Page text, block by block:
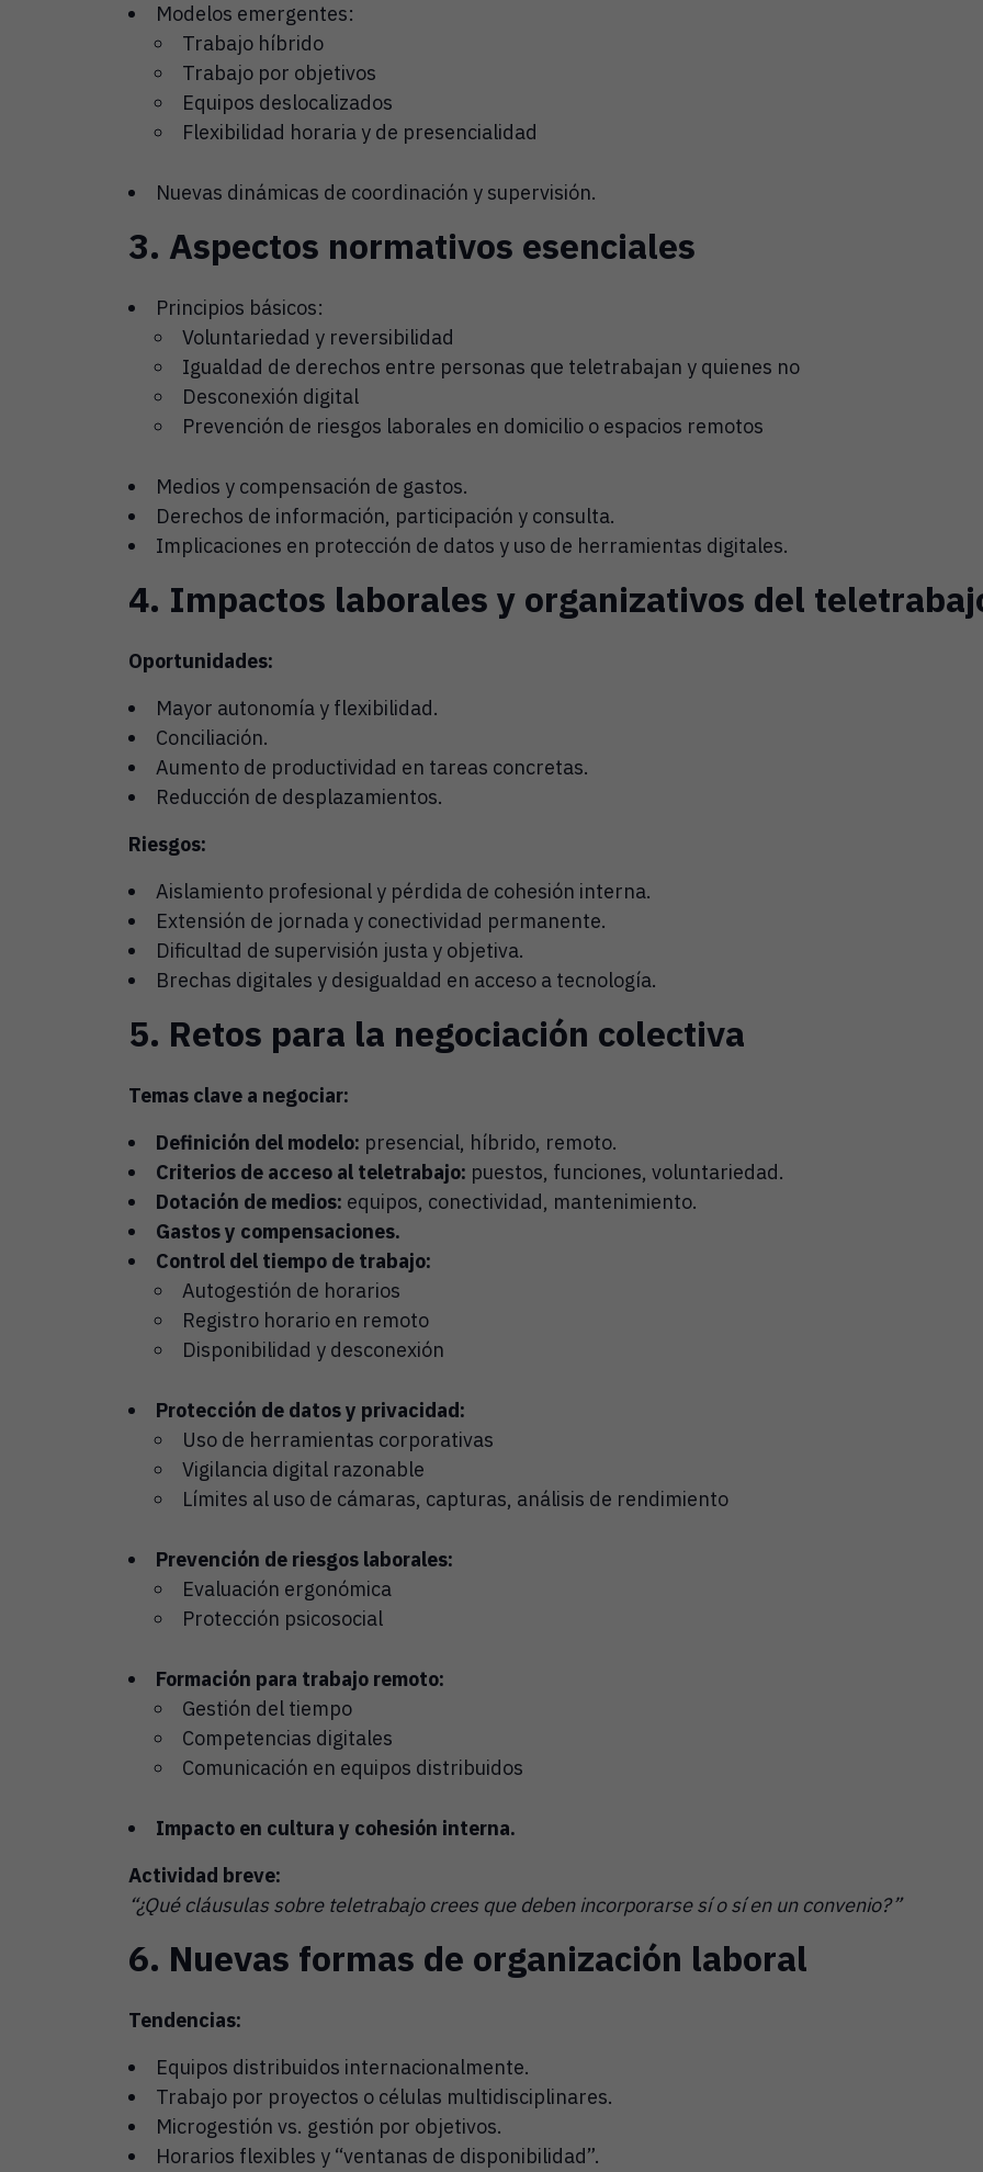
Modelos emergentes:
Trabajo híbrido
Trabajo por objetivos
Equipos deslocalizados
Flexibilidad horaria y de presencialidad
Nuevas dinámicas de coordinación y supervisión.
3. Aspectos normativos esenciales
Principios básicos:
Voluntariedad y reversibilidad
Igualdad de derechos entre personas que teletrabajan y quienes no
Desconexión digital
Prevención de riesgos laborales en domicilio o espacios remotos
Medios y compensación de gastos.
Derechos de información, participación y consulta.
Implicaciones en protección de datos y uso de herramientas digitales.
4. Impactos laborales y organizativos del
Oportunidades:
Mayor autonomía y flexibilidad.
Conciliación.
Aumento de productividad en tareas concretas.
Reducción de desplazamientos.
Riesgos:
Aislamiento profesional y pérdida de cohesión interna.
Extensión de jornada y conectividad permanente.
Dificultad de supervisión justa y objetiva.
Brechas digitales y desigualdad en acceso a tecnología.
5. Retos para la negociación colectiva
Temas clave a negociar:
Definición del modelo: presencial, híbrido, remoto.
Criterios de acceso al teletrabajo: puestos, funciones, voluntariedad.
Dotación de medios: equipos, conectividad, mantenimiento.
Gastos y compensaciones.
Control del tiempo de trabajo:
Autogestión de horarios
Registro horario en remoto
Disponibilidad y desconexión
Protección de datos y privacidad:
Uso de herramientas corporativas
Vigilancia digital razonable
Límites al uso de cámaras, capturas, análisis de rendimiento
Prevención de riesgos laborales:
Evaluación ergonómica
Protección psicosocial
Formación para trabajo remoto:
Gestión del tiempo
Competencias digitales
Comunicación en equipos distribuidos
Impacto en cultura y cohesión interna.
Actividad breve:
“¿Qué cláusulas sobre teletrabajo crees que deben incorporarse sí o sí en un convenio?”
6. Nuevas formas de organización laboral
Tendencias:
Equipos distribuidos internacionalmente.
Trabajo por proyectos o células multidisciplinares.
Microgestión vs. gestión por objetivos.
Horarios flexibles y “ventanas de disponibilidad”.